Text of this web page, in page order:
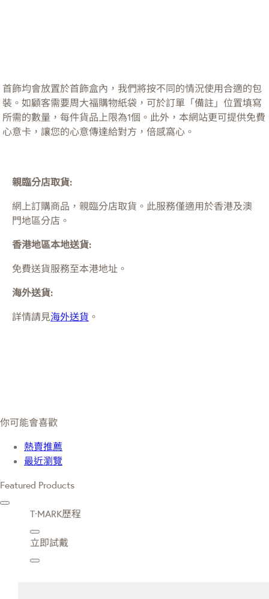
首飾均會放置於首飾盒內，我們將按不同的情況使用合適的包
裝。如顧客需要周大福購物紙袋，可於訂單「備註」位置填寫
所需的數量，每件貨品上限為1個。此外，本網站更可提供免費
心意卡，讓您的心意傳達給對方，倍感窩心。
親臨分店取貨:
網上訂購商品，親臨分店取貨。此服務僅適用於香港及澳
門地區分店。
香港地區本地送貨:
免費送貨服務至本港地址。
海外送貨:
詳情請見海外送貨 。
你可能會喜歡
熱賣推薦
最近瀏覽
Featured Products
T·MARK歷程
立即試戴